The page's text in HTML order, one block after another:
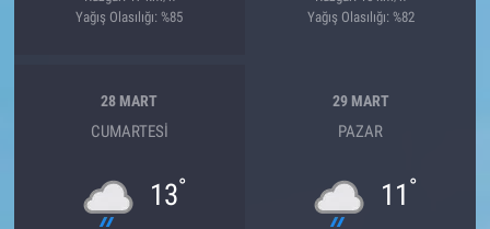
Yağış Olasılığı: %85
Yağış Olasılığı: %82
28 MART
CUMARTESI
13°
29 MART
PAZAR
11 °